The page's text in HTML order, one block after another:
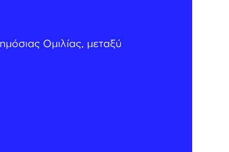
Ομιλίας, μεταξύ